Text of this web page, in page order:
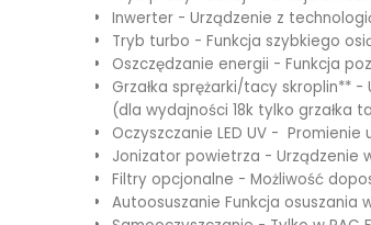
Inwerter - Urządzenie z
Tryb turbo - Funkcja szybkiego
Oszczędzanie energii - Funkcja
Grzałka sprężarki/tacy skroplin**
(dla wydajności 18k tylko grzałka
Oczyszczanie LED UV -
Jonizator powietrza - Urządzenie
Filtry opcjonalne - Możliwość
Autoosuszanie Funkcja